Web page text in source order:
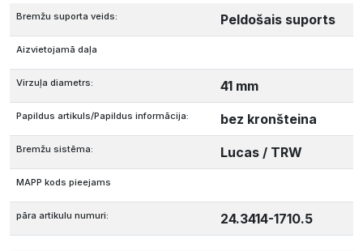
Bremžu suporta veids: Peldošais suports
Aizvietojamā daļa
Virzuļa diametrs: 41 mm
Papildus artikuls/Papildus informācija: bez kronšteina
Bremžu sistēma: Lucas / TRW
MAPP kods pieejams
pāra artikulu numuri: 24.3414-1710.5